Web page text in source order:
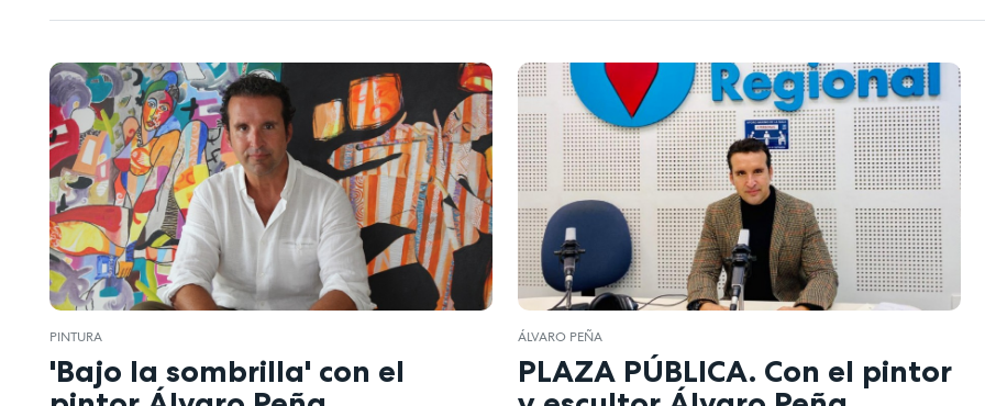
PINTURA
'Bajo la sombrilla' con el
ÁLVARO PEÑA
PLAZA PÚBLICA. Con el pintor